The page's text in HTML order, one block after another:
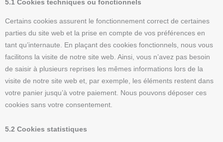
5.1 Cookies techniques ou fonctionnels
Certains cookies assurent le fonctionnement correct de certaines
parties du site web et la prise en compte de vos préférences en
tant qu’internaute. En plaçant des cookies fonctionnels, nous vous
facilitons la visite de notre site web. Ainsi, vous n’avez pas besoin
de saisir à plusieurs reprises les mêmes informations lors de la
visite de notre site web et, par exemple, les éléments restent dans
votre panier jusqu’à votre paiement. Nous pouvons déposer ces
cookies sans votre consentement.
5.2 Cookies statistiques